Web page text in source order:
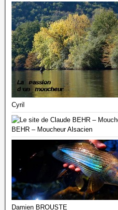
Cyril
BEHR – Moucheur Alsacien
Damien BROUSTE